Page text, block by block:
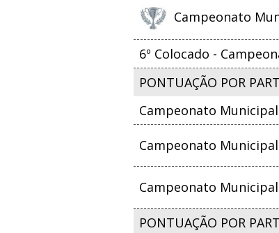
Campeonato
6º Colocado -
PONTUAÇÃO POR
Campeonato
Campeonato
Campeonato
PONTUAÇÃO POR